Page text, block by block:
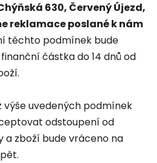
630, Červený Újezd,
reklamace poslané k nám
těchto podmínek bude
částka do 14 dnů od
výše uvedených podmínek
odstoupení od
a zboží bude vráceno na